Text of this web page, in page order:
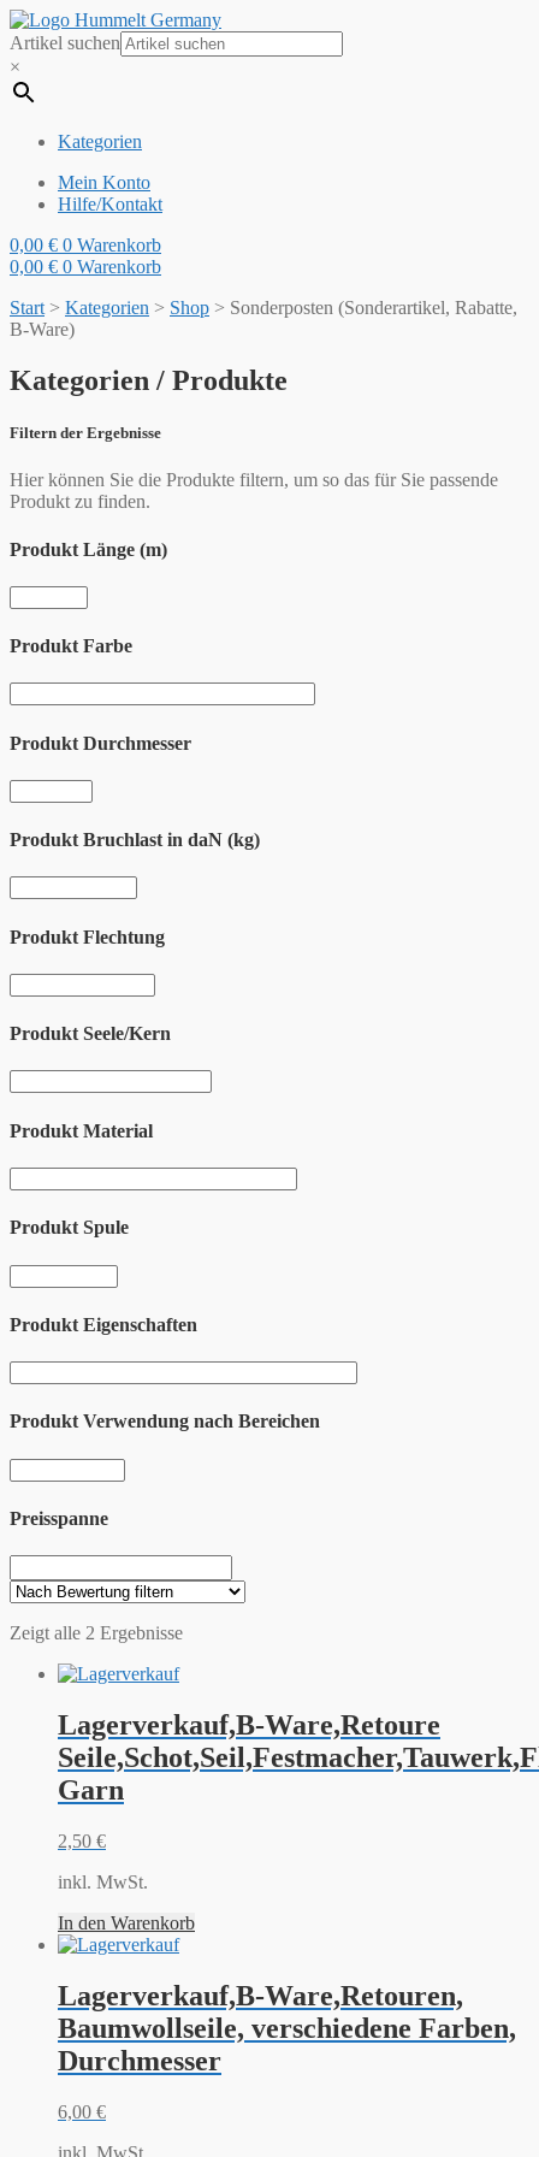
Artikel suchen
×
Kategorien
Mein Konto
Hilfe/Kontakt
0,00 € 0 Warenkorb
0,00 € 0 Warenkorb
Start > Kategorien > Shop > Sonderposten (Sonderartikel, Rabatte,
B-Ware)
Kategorien / Produkte
Filtern der Ergebnisse
Hier können Sie die Produkte filtern, um so das für Sie passende
Produkt zu finden.
Produkt Länge (m)
Produkt Farbe
Produkt Durchmesser
Produkt Bruchlast in daN (kg)
Produkt Flechtung
Produkt Seele/Kern
Produkt Material
Produkt Spule
Produkt Eigenschaften
Produkt Verwendung nach Bereichen
Preisspanne
Zeigt alle 2 Ergebnisse
Lagerverkauf,B-Ware,Retoure
Garn
2,50 €
inkl. MwSt.
In den Warenkorb
Lagerverkauf,B-Ware,Retouren,
Baumwollseile, verschiedene Farben,
Durchmesser
6,00 €
inkl. MwSt.